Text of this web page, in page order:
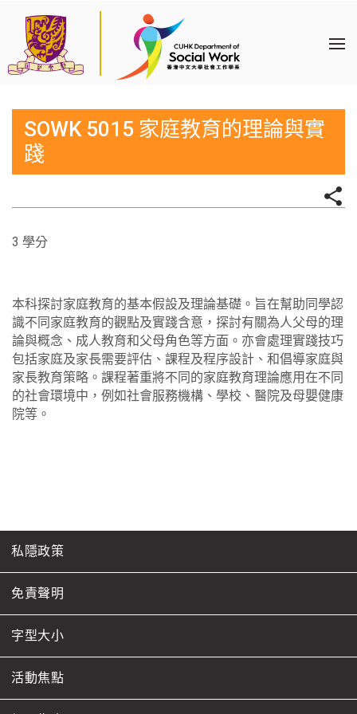
SOWK 5015 家庭教育的理論與實
踐
3 學分
本科探討家庭教育的基本假設及理論基礎。旨在幫助同學認
識不同家庭教育的觀點及實踐含意，探討有關為人父母的理
論與概念、成人教育和父母角色等方面。亦會處理實踐技巧
包括家庭及家長需要評估、課程及程序設計、和倡導家庭與
家長教育策略。課程著重將不同的家庭教育理論應用在不同
的社會環境中，例如社會服務機構、學校、醫院及母嬰健康
院等。
私隱政策
免責聲明
字型大小
活動焦點